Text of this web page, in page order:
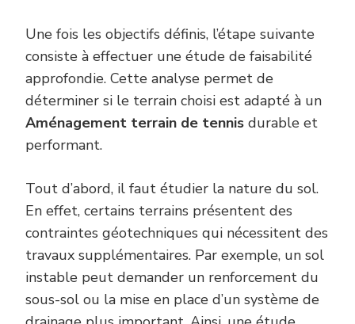
Une fois les objectifs définis, l’étape suivante
consiste à effectuer une étude de faisabilité
approfondie. Cette analyse permet de
déterminer si le terrain choisi est adapté à un
Aménagement terrain de tennis durable et
performant.
Tout d’abord, il faut étudier la nature du sol.
En effet, certains terrains présentent des
contraintes géotechniques qui nécessitent des
travaux supplémentaires. Par exemple, un sol
instable peut demander un renforcement du
sous-sol ou la mise en place d’un système de